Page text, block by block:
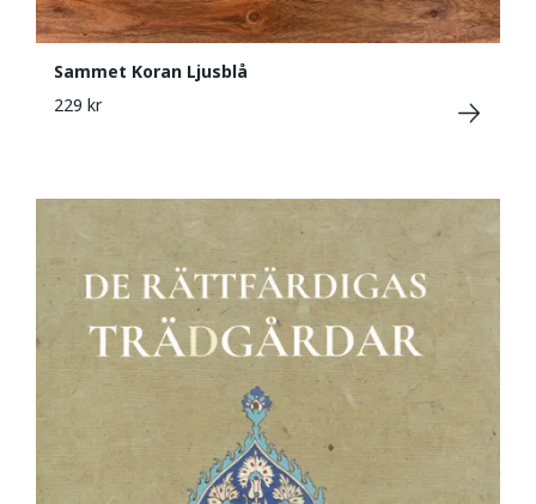
Sammet Koran Ljusblå
229 kr